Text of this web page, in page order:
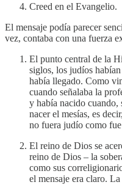
Creed en el Evangelio.
El mensaje podía parecer
vez, contaba con una fuerza
El punto central de la
siglos, los judíos
había llegado. Como
cuando señalaba la
y había nacido cuando,
nacer el mesías, es
no fuera judío como
El reino de Dios se
reino de Dios – la
como sus
el mensaje era claro.